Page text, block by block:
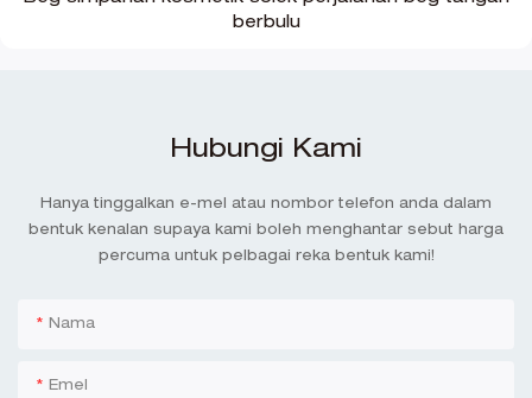
berbulu
Hubungi Kami
Hanya tinggalkan e-mel atau nombor telefon anda dalam
bentuk kenalan supaya kami boleh menghantar sebut harga
percuma untuk pelbagai reka bentuk kami!
Nama
Emel